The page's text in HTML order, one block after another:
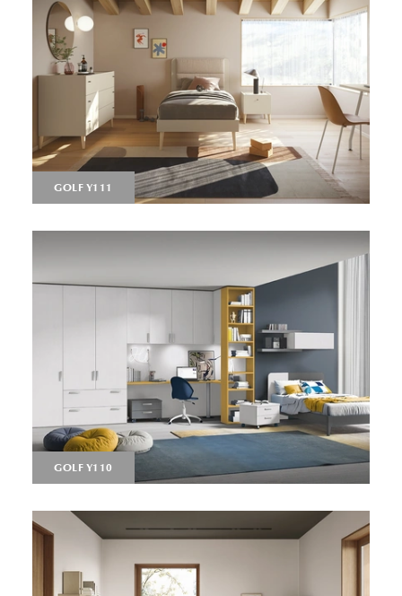
GOLF Y111
GOLF Y110